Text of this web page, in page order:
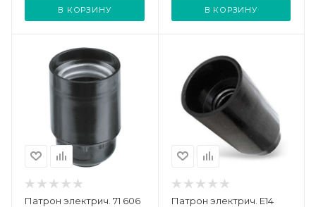
В КОРЗИНУ В КОРЗИНУ
Патрон электрич. 71 606
Патрон электрич. E14